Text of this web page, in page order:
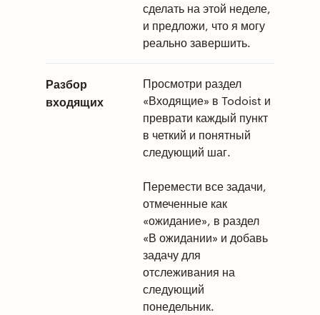
сделать на этой неделе,
и предложи, что я могу
реально завершить.
Разбор
входящих
Просмотри раздел
«Входящие» в Todoist и
преврати каждый пункт
в четкий и понятный
следующий шаг.
Перемести все задачи,
отмеченные как
«ожидание», в раздел
«В ожидании» и добавь
задачу для
отслеживания на
следующий
понедельник.